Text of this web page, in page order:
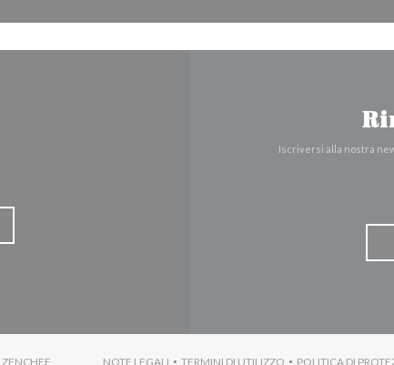
Iscriversi alla nostra
ZENCHEF ((APRE UNA NUOVA FINESTRA))
NOTE LEGALI TERMINI DI UTILIZZO POLITICA DI